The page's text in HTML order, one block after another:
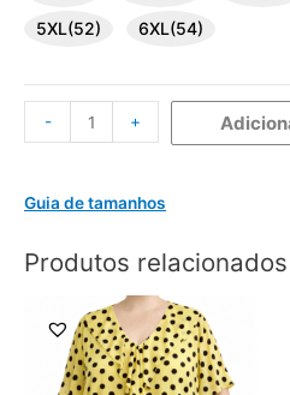
5XL(52)
6XL(54)
- +
Guia de tamanhos
Produtos relacionados